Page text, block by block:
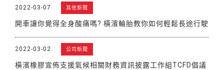
2022-03-07 其他新聞
開車讓你覺得全身酸痛嗎? 橫濱輪胎教你如何輕鬆長途行駛
2022-03-02 公司新聞
橫濱橡膠宣佈支援氣候相關財務資訊披露工作組TCFD倡議